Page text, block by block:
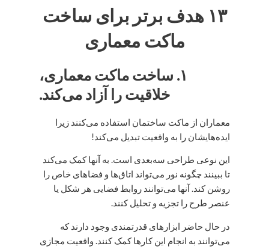
۱۳ هدف برتر برای ساخت
ماکت معماری
۱. ساخت ماکت معماری،
خلاقیت را آزاد می‌کند.
معماران از ماکت ساختمان استفاده می‌کنند زیرا
ایده‌هایشان را به واقعیت تبدیل می‌کند!
این نوعی طراحی سه‌بعدی است. به آنها کمک می‌کند
تا ببینند چگونه نور می‌تواند اتاق‌ها و فضاهای خاص را
روشن کند. آنها می‌توانند روابط فضایی هر شکل یا
عنصر طرح را تجزیه و تحلیل کنند.
در حال حاضر ابزارهای قدرتمندی وجود دارند که
می‌توانند به انجام این کارها کمک کنند. واقعیت مجازی